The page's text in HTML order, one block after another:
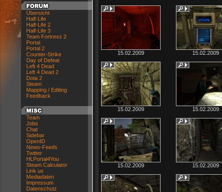
Übersicht
Half-Life
Half-Life 2
Half-Life 3
Team Fortress 2
Portal
Portal 2
Counter-Strike
Day of Defeat
Left 4 Dead
Left 4 Dead 2
Dota 2
Steam
Mapping / Editing
Feedback
Team
Jobs
Chat
Sidebar
OpenID
News-Feeds
Twitter
HLPortal4You
Steam Calculator
Link us
Mediadaten
Impressum
Datenschutz
15.02.2009 15.02.2009
15.02.2009 15.02.2009
15.02.2009 15.02.2009